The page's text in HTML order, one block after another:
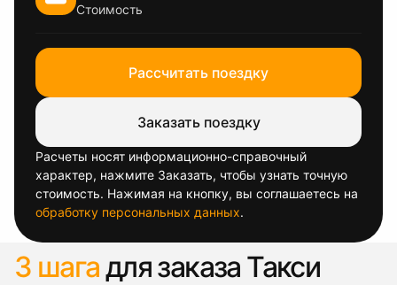
Стоимость
Рассчитать поездку
Заказать поездку
Расчеты носят информационно-справочный
характер, нажмите Заказать, чтобы узнать точную
стоимость. Нажимая на кнопку, вы соглашаетесь на
обработку персональных данных.
3 шагадля заказа Такси